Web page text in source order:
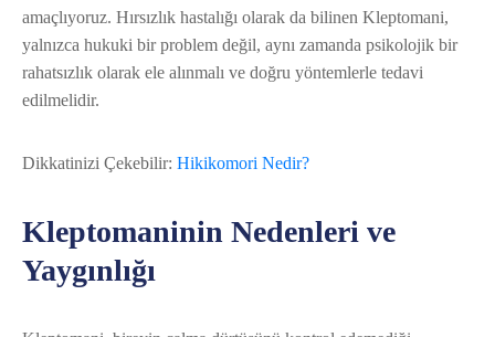
amaçlıyoruz. Hırsızlık hastalığı olarak da bilinen Kleptomani,
yalnızca hukuki bir problem değil, aynı zamanda psikolojik bir
rahatsızlık olarak ele alınmalı ve doğru yöntemlerle tedavi
edilmelidir.
Dikkatinizi Çekebilir: Hikikomori Nedir?
Kleptomaninin Nedenleri ve
Yaygınlığı